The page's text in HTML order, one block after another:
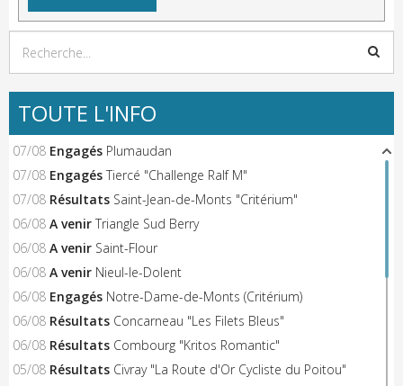
TOUTE L'INFO
07/08 Engagés Plumaudan
07/08 Engagés Tiercé "Challenge Ralf M"
07/08 Résultats Saint-Jean-de-Monts "Critérium"
06/08 A venir Triangle Sud Berry
06/08 A venir Saint-Flour
06/08 A venir Nieul-le-Dolent
06/08 Engagés Notre-Dame-de-Monts (Critérium)
06/08 Résultats Concarneau "Les Filets Bleus"
06/08 Résultats Combourg "Kritos Romantic"
05/08 Résultats Civray "La Route d'Or Cycliste du Poitou"